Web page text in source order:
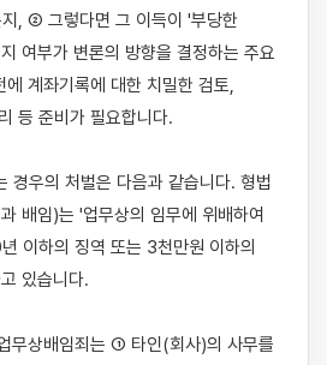
, ② 그렇다면 그 이득이 '부당한
여부가 변론의 방향을 결정하는 주요
계좌기록에 대한 치밀한 검토,
등 준비가 필요합니다.
경우의 처벌은 다음과 같습니다. 형법
배임)는 '업무상의 임무에 위배하여
이하의 징역 또는 3천만원 이하의
있습니다.
무상배임죄는 ① 타인(회사)의 사무를